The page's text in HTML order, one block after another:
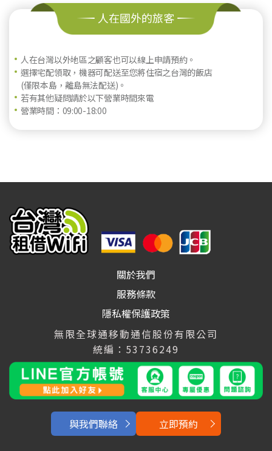
人在國外的旅客
人在台灣以外地區之顧客也可以線上申請預約。
選擇宅配領取，機器可配送至您將住宿之台灣的飯店
(僅限本島，離島無法配送)。
若有其他疑問請於以下營業時間來電
營業時間：09:00-18:00
關於我們
服務條款
隱私權保護政策
無限全球通移動通信股份有限公司
統編：53736249
與我們聯絡 立即預約